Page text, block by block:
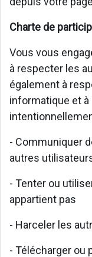
Charte de
Vous vous
à respecter les
également à
informatique et
- Communiquer
autres
- Tenter ou
appartient pas
- Harceler les
- Télécharger ou